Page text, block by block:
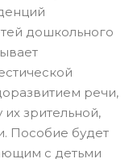
дошкольного
речи,
зрительной,
Пособие будет
с детьми